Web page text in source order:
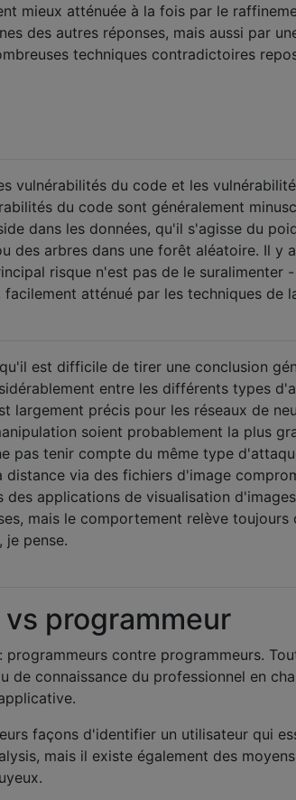
mieux atténuée à la fois par le
des autres réponses, mais aussi par
techniques contradictoires
vulnérabilités du code et les
du code sont généralement
dans les données, qu'il s'agisse du
des arbres dans une forêt aléatoire. Il y
risque n'est pas de le suralimenter
facilement atténué par les techniques de
est difficile de tirer une conclusion
entre les différents types
largement précis pour les réseaux de
soient probablement la plus
pas tenir compte du même type
via des fichiers d'image
des applications de visualisation
mais le comportement relève
je pense.
programmeur
programmeurs contre programmeurs.
de connaissance du professionnel en
façons d'identifier un utilisateur qui
mais il existe également des